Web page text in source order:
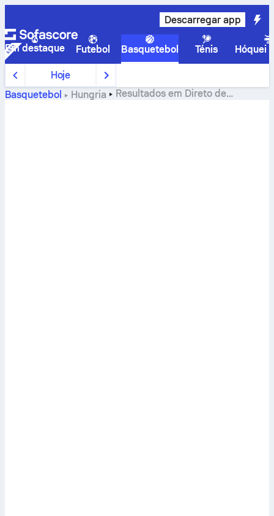
Descarregar app
Em destaque Futebol Basquetebol Ténis Hóquei
Hoje
Basquetebol
Hungria
Resultados em Direto de